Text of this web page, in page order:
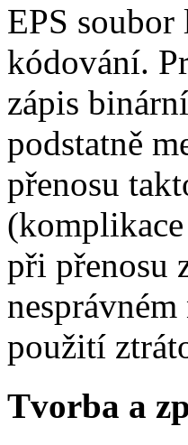
EPS
kódování.
zápis
podstatně
přenosu
při přenosu
použití
Tvorba a